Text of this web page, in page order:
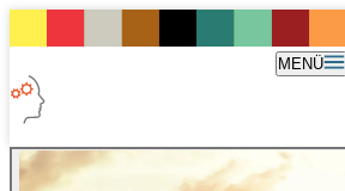
MENÜ